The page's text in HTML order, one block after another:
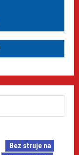
Bez struje na